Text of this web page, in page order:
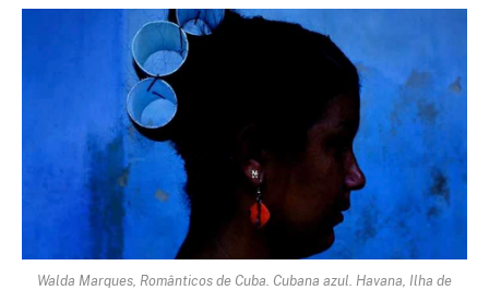
Walda Marques, Românticos de Cuba. Cubana azul. Havana, Ilha de